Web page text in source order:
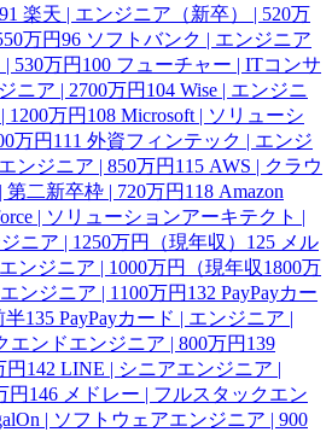
91 楽天 | エンジニア（新卒） | 520万
万円96 ソフトバンク | エンジニア
530万円 100 フューチャー | ITコンサ
ニア | 2700万円 104 Wise | エンジニ
1200万円 108 Microsoft | ソリューシ
万円 111 外資フィンテック | エンジ
ンジニア | 850万円 115 AWS | クラウ
二新卒枠 | 720万円 118 Amazon
| ソリューションアーキテクト |
ニア | 1250万円（現年収） 125 メル
ンジニア | 1000万円（現年収1800万
ンジニア | 1100万円 132 PayPayカー
半135 PayPayカード | エンジニア |
エンドエンジニア | 800万円 139
円 142 LINE | シニアエンジニア |
円 146 メドレー | フルスタックエン
| ソフトウェアエンジニア | 900